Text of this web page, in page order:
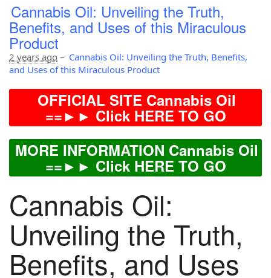
Cannabis Oil: Unveiling the Truth,
Benefits, and Uses of this Miraculous
Product
2 years ago – Cannabis Oil: Unveiling the Truth, Benefits,
and Uses of this Miraculous Product
OFFICIAL SITE Cannabis Oil
==►► Click HERE TO GO
MORE INFORMATION Cannabis Oil
==►► Click HERE TO GO
Cannabis Oil:
Unveiling the Truth,
Benefits, and Uses